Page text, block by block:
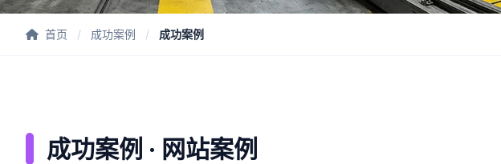
首页 / 成功案例 / 成功案例
成功案例 · 网站案例